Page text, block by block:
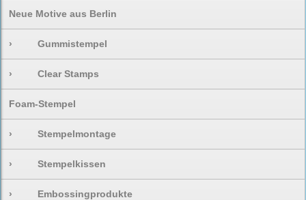
Neue Motive aus Berlin
› Gummistempel
› Clear Stamps
Foam-Stempel
› Stempelmontage
› Stempelkissen
› Embossingprodukte